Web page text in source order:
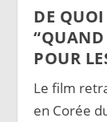
DE
POUR
Le film
en Corée